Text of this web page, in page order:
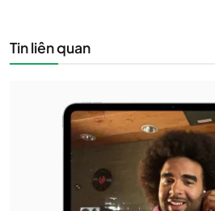
Tin liên quan